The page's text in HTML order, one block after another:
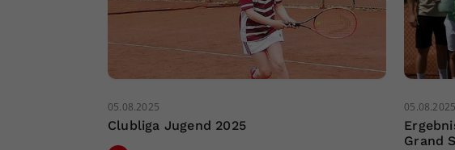
05.08.2025
Clubliga Jugend 2025
05.08.2025
Grand